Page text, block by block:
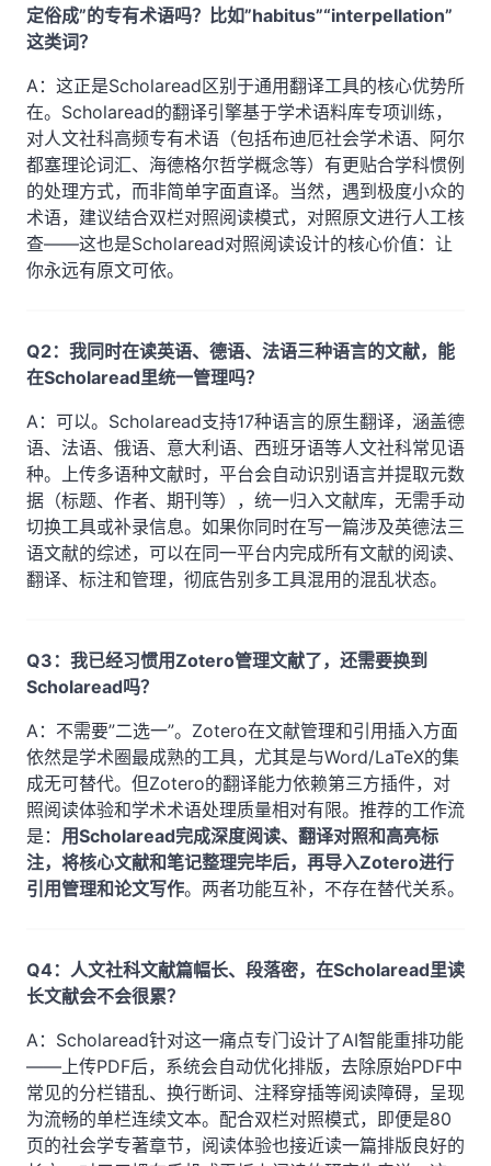
定俗成”的专有术语吗？比如”habitus”“interpellation”
这类词？
A：这正是Scholaread区别于通用翻译工具的核心优势所
在。Scholaread的翻译引擎基于学术语料库专项训练，
对人文社科高频专有术语（包括布迪厄社会学术语、阿尔
都塞理论词汇、海德格尔哲学概念等）有更贴合学科惯例
的处理方式，而非简单字面直译。当然，遇到极度小众的
术语，建议结合双栏对照阅读模式，对照原文进行人工核
查——这也是Scholaread对照阅读设计的核心价值：让
你永远有原文可依。
Q2：我同时在读英语、德语、法语三种语言的文献，能
在Scholaread里统一管理吗？
A：可以。Scholaread支持17种语言的原生翻译，涵盖德
语、法语、俄语、意大利语、西班牙语等人文社科常见语
种。上传多语种文献时，平台会自动识别语言并提取元数
据（标题、作者、期刊等），统一归入文献库，无需手动
切换工具或补录信息。如果你同时在写一篇涉及英德法三
语文献的综述，可以在同一平台内完成所有文献的阅读、
翻译、标注和管理，彻底告别多工具混用的混乱状态。
Q3：我已经习惯用Zotero管理文献了，还需要换到
Scholaread吗？
A：不需要”二选一”。Zotero在文献管理和引用插入方面
依然是学术圈最成熟的工具，尤其是与Word/LaTeX的集
成无可替代。但Zotero的翻译能力依赖第三方插件，对
照阅读体验和学术术语处理质量相对有限。推荐的工作流
是： 用Scholaread完成深度阅读、翻译对照和高亮标
注，将核心文献和笔记整理完毕后，再导入Zotero进行
引用管理和论文写作。两者功能互补，不存在替代关系。
Q4：人文社科文献篇幅长、段落密，在Scholaread里读
长文献会不会很累？
A：Scholaread针对这一痛点专门设计了AI智能重排功能
——上传PDF后，系统会自动优化排版，去除原始PDF中
常见的分栏错乱、换行断词、注释穿插等阅读障碍，呈现
为流畅的单栏连续文本。配合双栏对照模式，即便是80
页的社会学专著章节，阅读体验也接近读一篇排版良好的